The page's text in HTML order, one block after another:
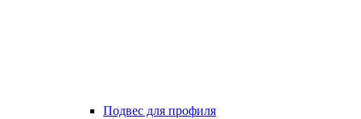
Подвес для профиля